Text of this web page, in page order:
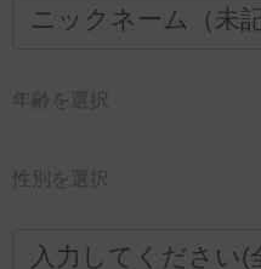
年齢を選択
性別を選択